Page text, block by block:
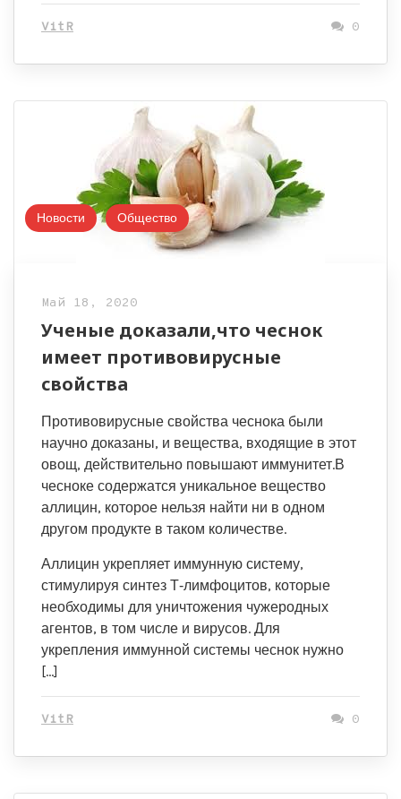
VitR 0
Новости Общество
Май 18, 2020
Ученые доказали,что чеснок
имеет противовирусные
свойства
Противовирусные свойства чеснока были
научно доказаны, и вещества, входящие в этот
овощ, действительно повышают иммунитет.В
чесноке содержатся уникальное вещество
аллицин, которое нельзя найти ни в одном
другом продукте в таком количестве.
Аллицин укрепляет иммунную систему,
стимулируя синтез Т‑лимфоцитов, которые
необходимы для уничтожения чужеродных
агентов, в том числе и вирусов. Для
укрепления иммунной системы чеснок нужно
[…]
VitR 0